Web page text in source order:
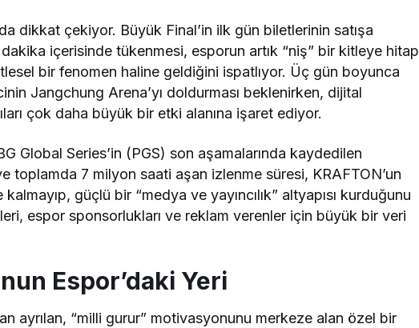
dikkat çekiyor. Büyük Final’in ilk gün biletlerinin satışa
içerisinde tükenmesi, esporun artık “niş” bir kitleye hitap
bir fenomen haline geldiğini ispatlıyor. Üç gün boyunca
Jangchung Arena’yı doldurması beklenirken, dijital
çok daha büyük bir etki alanına işaret ediyor.
Global Series’in (PGS) son aşamalarında kaydedilen
toplamda 7 milyon saati aşan izlenme süresi, KRAFTON’un
güçlü bir “medya ve yayıncılık” altyapısı kurduğunu
espor sponsorlukları ve reklam verenler için büyük bir veri
Espor’daki Yeri
ayrılan, “milli gurur” motivasyonunu merkeze alan özel bir